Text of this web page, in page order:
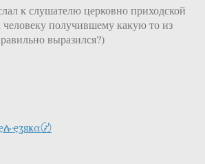
к слушателю церковно приходской
человеку получившему какую то из
выразился?)
〄